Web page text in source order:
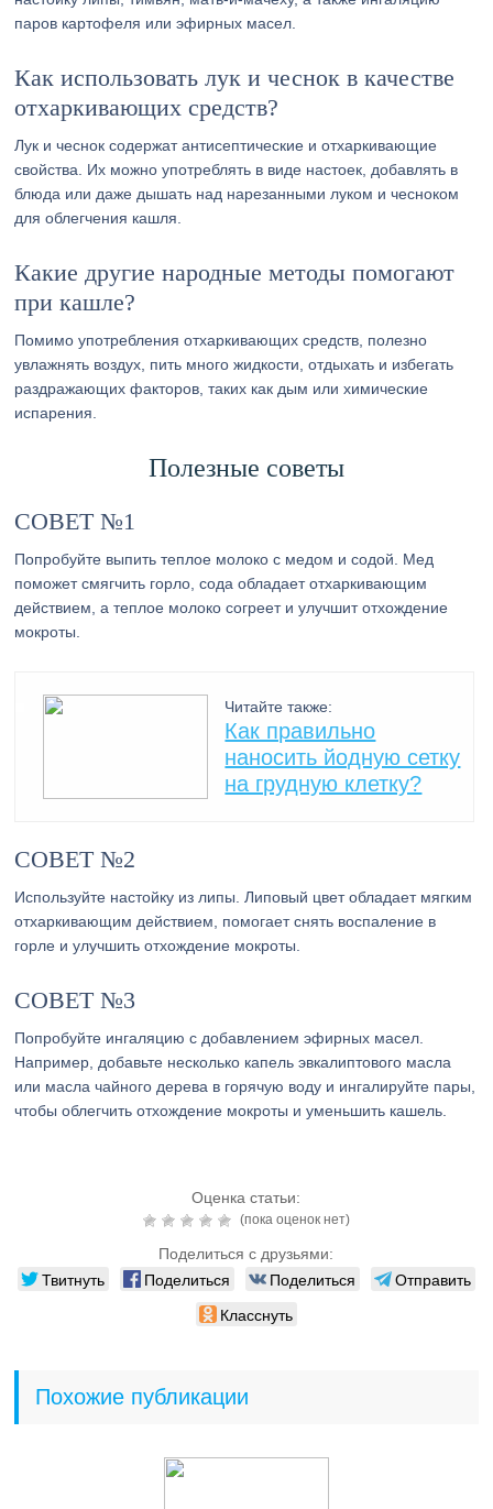
паров картофеля или эфирных масел.
Как использовать лук и чеснок в качестве
отхаркивающих средств?
Лук и чеснок содержат антисептические и отхаркивающие
свойства. Их можно употреблять в виде настоек, добавлять в
блюда или даже дышать над нарезанными луком и чесноком
для облегчения кашля.
Какие другие народные методы помогают
при кашле?
Помимо употребления отхаркивающих средств, полезно
увлажнять воздух, пить много жидкости, отдыхать и избегать
раздражающих факторов, таких как дым или химические
испарения.
Полезные советы
СОВЕТ №1
Попробуйте выпить теплое молоко с медом и содой. Мед
поможет смягчить горло, сода обладает отхаркивающим
действием, а теплое молоко согреет и улучшит отхождение
мокроты.
Читайте также:
Как правильно
наносить йодную сетку
на грудную клетку?
СОВЕТ №2
Используйте настойку из липы. Липовый цвет обладает мягким
отхаркивающим действием, помогает снять воспаление в
горле и улучшить отхождение мокроты.
СОВЕТ №3
Попробуйте ингаляцию с добавлением эфирных масел.
Например, добавьте несколько капель эвкалиптового масла
или масла чайного дерева в горячую воду и ингалируйте пары,
чтобы облегчить отхождение мокроты и уменьшить кашель.
Оценка статьи:
(пока оценок нет)
Поделиться с друзьями:
Твитнуть Поделиться Поделиться
Отправить
Класснуть
Похожие публикации